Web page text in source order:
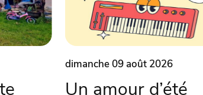
dimanche 09 août 2026
Un amour d’été